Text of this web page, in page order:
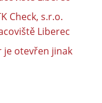
Check, s.r.o.
Liberec
je otevřen jinak